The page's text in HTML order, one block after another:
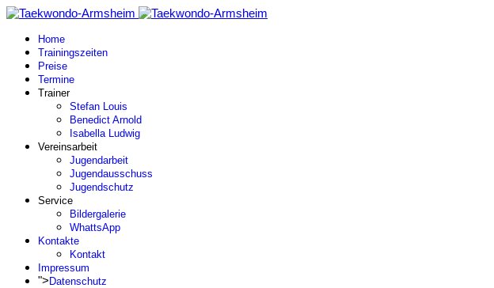
Home
Trainingszeiten
Preise
Termine
Trainer
Stefan Louis
Benedict Arnold
Isabella Ludwig
Vereinsarbeit
Jugendarbeit
Jugendausschuss
Jugendschutz
Service
Bildergalerie
WhattsApp
Kontakte
Kontakt
Impressum
"> Datenschutz